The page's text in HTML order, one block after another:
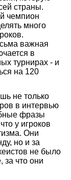
страны.
чемпион
много
важная
в
турнирах - и
на 120
не только
в интервью
фразы
у игроков
Они
но и за
не было
за что они